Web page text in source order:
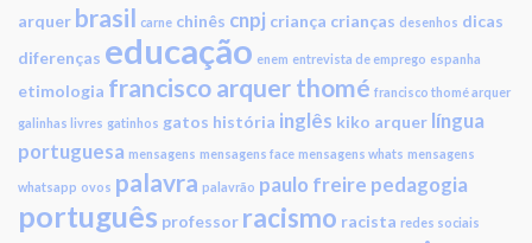
arquer brasil carne chinês cnpj criança crianças desenhos dicas
diferenças educação enem entrevista de emprego espanha
etimologia francisco arquer thomé francisco thomé arquer
galinhas livres gatinhos gatos história inglês kiko arquer língua
portuguesa mensagens mensagens face mensagens whats mensagens
whatsapp ovos palavra palavrão paulo freire pedagogia
português professor racismo racista redes sociais